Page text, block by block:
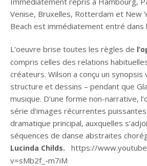
Venise, Bruxelles, Rotterdam et New
Beach est immédiatement entré dans
L’oeuvre brise toutes les règles de
compris celles des relations
créateurs. Wilson a conçu un synopsis
structure et dessins – pendant que
musique. D’une forme non-narrative,
série d’images récurrentes
dramatique principal, auxquelles
séquences de danse abstraites
Lucinda Childs. https://
v=sMb2f_-m7iM